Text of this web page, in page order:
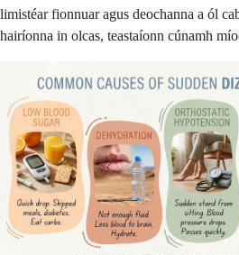
limistéar fionnuar agus deochanna a ól
hairíonna in olcas, teastaíonn cúnamh